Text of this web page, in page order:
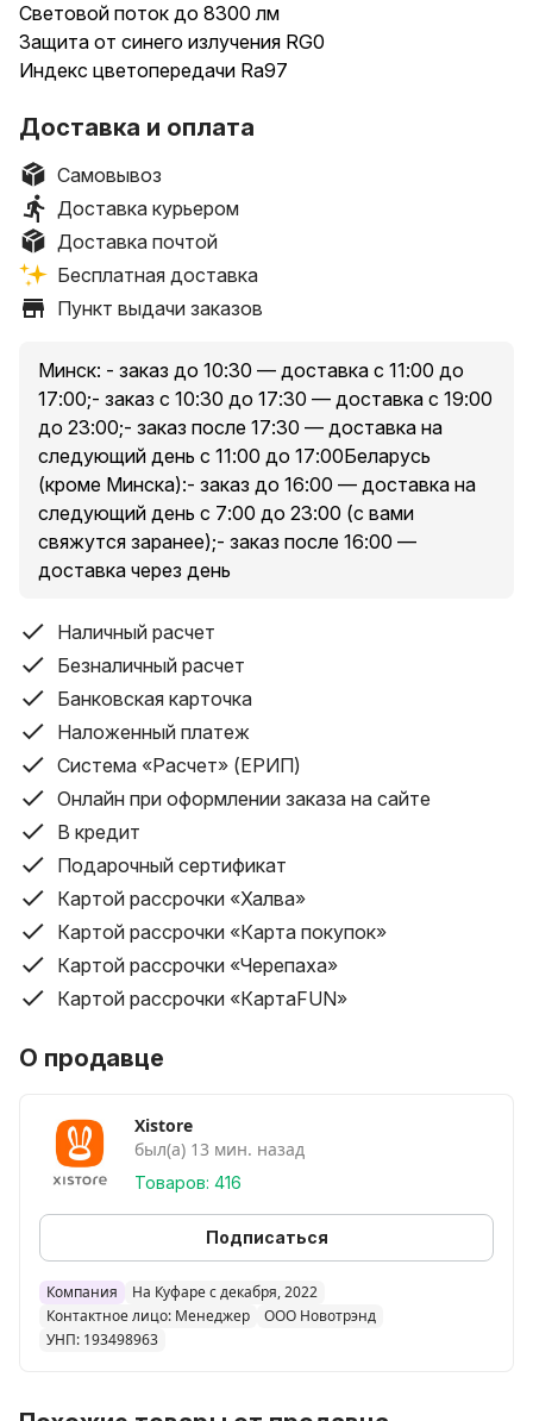
Световой поток до 8300 лм
Защита от синего излучения RG0
Индекс цветопередачи Ra97
Доставка и оплата
Самовывоз
Доставка курьером
Доставка почтой
Бесплатная доставка
Пункт выдачи заказов
Минск: - заказ до 10:30 — доставка с 11:00 до
17:00;- заказ с 10:30 до 17:30 — доставка с 19:00
до 23:00;- заказ после 17:30 — доставка на
следующий день с 11:00 до 17:00Беларусь
(кроме Минска):- заказ до 16:00 — доставка на
следующий день с 7:00 до 23:00 (с вами
свяжутся заранее);- заказ после 16:00 —
доставка через день
Наличный расчет
Безналичный расчет
Банковская карточка
Наложенный платеж
Система «Расчет» (ЕРИП)
Онлайн при оформлении заказа на сайте
В кредит
Подарочный сертификат
Картой рассрочки «Халва»
Картой рассрочки «Карта покупок»
Картой рассрочки «Черепаха»
Картой рассрочки «КартаFUN»
О продавце
Xistore
был(а) 13 мин. назад
Товаров: 416
Подписаться
Компания
На Куфаре с декабря, 2022
Контактное лицо: Менеджер
ООО Новотрэнд
УНП: 193498963